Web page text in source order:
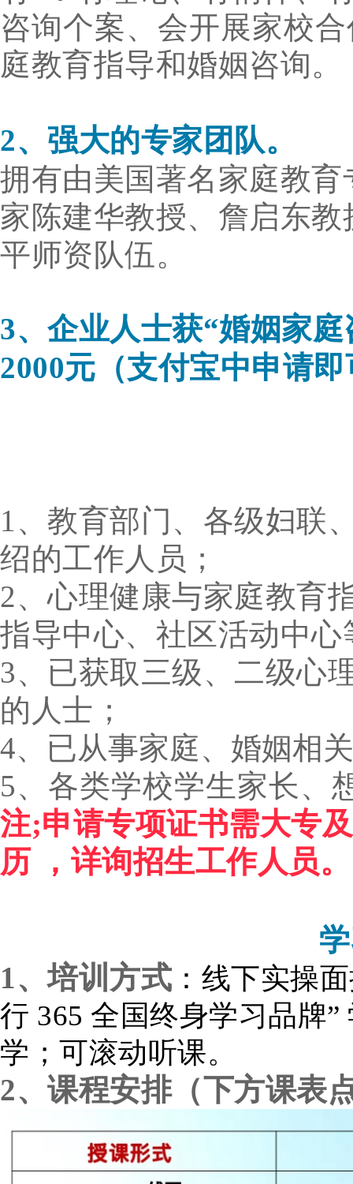
咨询个案、会开展家校
庭教育指导和婚姻咨询。
2、强大的专家团队。
拥有由美国著名家庭教
家陈建华教授、詹启东
平师资队伍。
3、企业人士获“婚姻家
2000元（支付宝中申请
1 、 教育部门、各级妇联
绍的工作人员；
2、心理健康与家庭教育
指导中心、社区活动中
3、已获取三级、二级心
的人士 ；
4、已从事家庭、婚姻相
5、各类学校学生家长、
注;申请专项证书需大专
历 ，详询招生工作人员。
1、培训方式 ： 线下实操
行 365 全国终身学习品牌”
学；可滚动听课。
2、课程安排（下方课表